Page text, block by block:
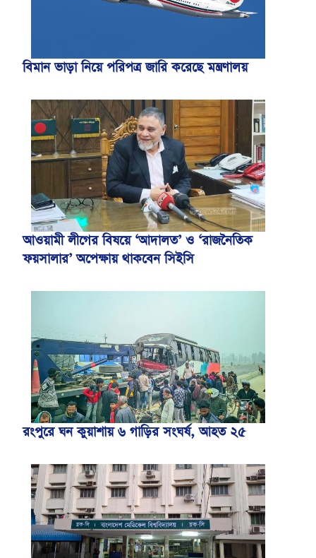
বিমান ভাড়া নিয়ে পরিপত্র জারি করেছে মন্ত্রণালয়
আওয়ামী লীগের বিষয়ে ‘আদালত’ ও ‘রাজনৈতিক
ফয়সালার’ অপেক্ষায় থাকবেন সিইসি
রংপুরে ঘন কুয়াশায় ৬ গাড়ির সংঘর্ষ, আহত ২৫